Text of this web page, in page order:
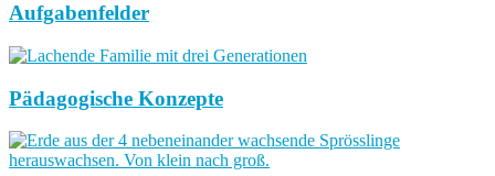
Aufgabenfelder
Pädagogische Konzepte